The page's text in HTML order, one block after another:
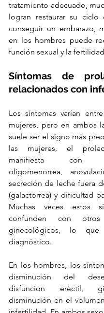
tratamiento adecuado,
logran restaurar su ciclo
conseguir un embarazo,
en los hombres puede
función sexual y la
Síntomas de
relacionados con
Los síntomas varían
mujeres, pero en ambos
suele ser el signo más
las mujeres, el
manifiesta con
oligomenorrea,
secreción de leche fuera
(galactorrea) y dificultad
Muchas veces estos
confunden con otros
ginecológicos, lo que
diagnóstico.
En los hombres, los
disminución del
disfunción eréctil,
disminución en el